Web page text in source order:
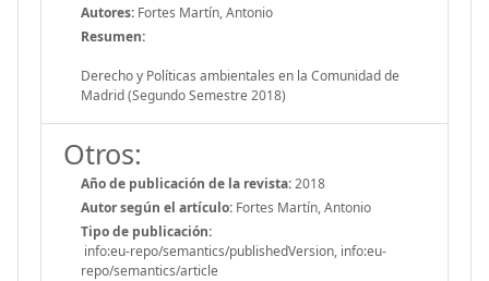
Autores: Fortes Martín, Antonio
Resumen:
Derecho y Políticas ambientales en la Comunidad de
Madrid (Segundo Semestre 2018)
Otros:
Año de publicación de la revista:2018
Autor según el artículo: Fortes Martín, Antonio
Tipo de publicación:
info:eu-repo/semantics/publishedVersion, info:eu-
repo/semantics/article